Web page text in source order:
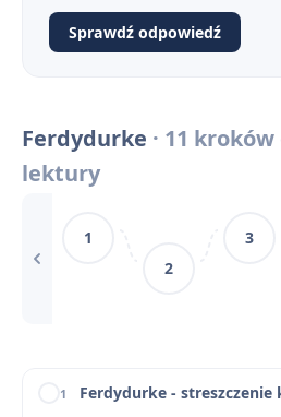
Sprawdź odpowiedź
Ferdydurke · 11
lektury
1
2
3
7
1 Ferdydurke - streszczenie